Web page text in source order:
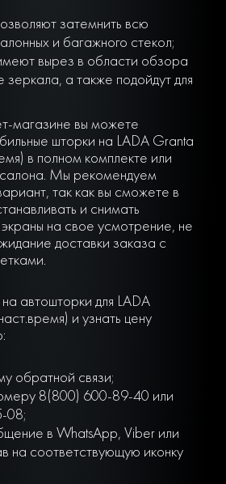
затемнить всю
и багажного стекол;
вырез в области обзора
а также подойдут для
магазине вы можете
шторки на LADA Granta
в полном комплекте или
салона. Мы рекомендуем
так как вы сможете в
и снимать
на свое усмотрение, не
доставки заказа с
автошторки для LADA
и узнать цену
обратной связи;
8(800) 600-89-40 или
08;
в WhatsApp, Viber или
на соответствующую иконку